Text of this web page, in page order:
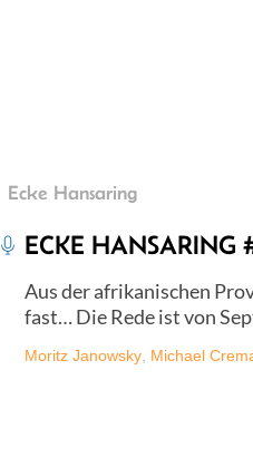
Ecke Hansaring
ECKE HANSARING
Aus der afrikanischen
fast… Die Rede ist von
Moritz Janowsky Michael